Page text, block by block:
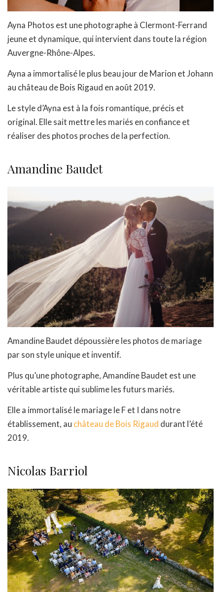
Ayna Photos est une photographe à Clermont-Ferrand
jeune et dynamique, qui intervient dans toute la région
Auvergne-Rhône-Alpes.
Ayna a immortalisé le plus beau jour de Marion et Johann
au château de Bois Rigaud en août 2019.
Le style d’Ayna est à la fois romantique, précis et
original. Elle sait mettre les mariés en confiance et
réaliser des photos proches de la perfection.
Amandine Baudet
Amandine Baudet dépoussière les photos de mariage
par son style unique et inventif.
Plus qu’une photographe, Amandine Baudet est une
véritable artiste qui sublime les futurs mariés.
Elle a immortalisé le mariage le F et I dans notre
établissement, au château de Bois Rigaud durant l’été
2019.
Nicolas Barriol